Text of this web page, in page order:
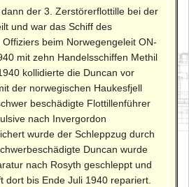
der 3. Zerstörerflottille bei der
und war das Schiff des
beim Norwegengeleit ON-
mit zehn Handelsschiffen Methil
kollidierte die Duncan vor
der norwegischen Haukesfjell
beschädigte Flottillenführer
nach Invergordon
wurde der Schleppzug durch
Duncan wurde
nach Rosyth geschleppt und
dort bis Ende Juli 1940 repariert.